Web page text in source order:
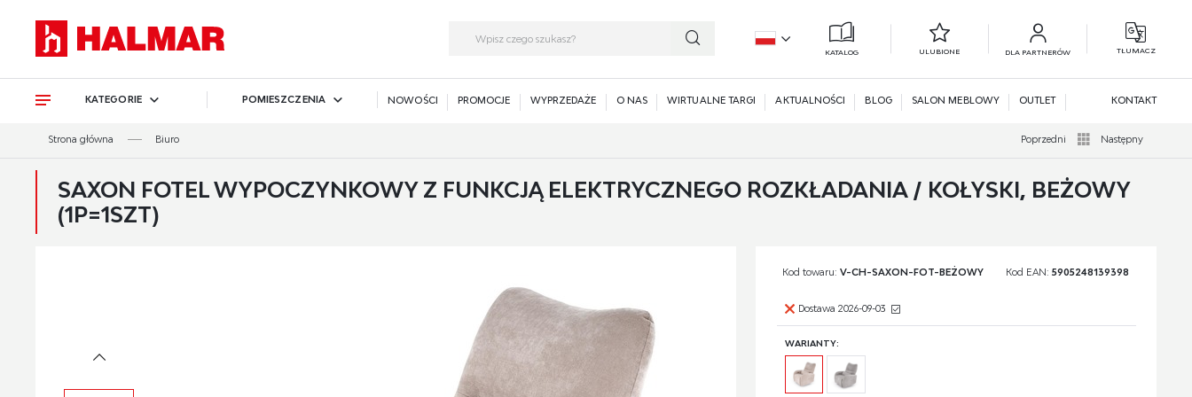
KATALOG ULUBIONE DLA PARTNERÓW TŁUMACZ
KATEGORIE POMIESZCZENIA NOWOŚCI PROMOCJE WYPRZEDAŻE O NAS WIRTUALNE TARGI AKTUALNOŚCI BLOG SALON MEBLOWY OUTLET KONTAKT
Strona główna Biuro Poprzedni Następny
SAXON FOTEL WYPOCZYNKOWY Z FUNKCJĄ ELEKTRYCZNEGO ROZKŁADANIA / KOŁYSKI, BEŻOWY
(1P=1SZT)
Kod towaru: V-CH-SAXON-FOT-BEŻOWY Kod EAN: 5905248139398
Dostawa 2026-09-03
WARIANTY: